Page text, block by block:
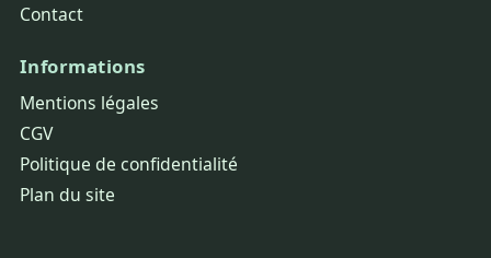
Contact
Informations
Mentions légales
CGV
Politique de confidentialité
Plan du site